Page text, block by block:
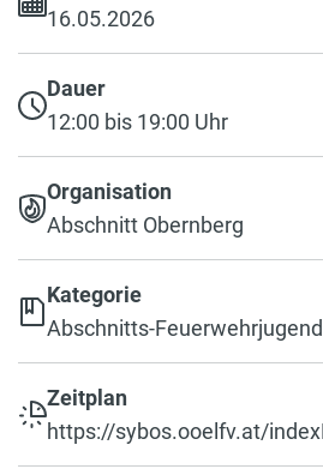
16.05.2026
Dauer
12:00 bis 19:00 Uhr
Organisation
Abschnitt Obernberg
Kategorie
Abschnitts-
Zeitplan
https://sybos.ooelfv.at/